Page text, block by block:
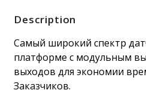
Description
Самый широкий спектр
платформе с модульным
выходов для экономии
Заказчиков.